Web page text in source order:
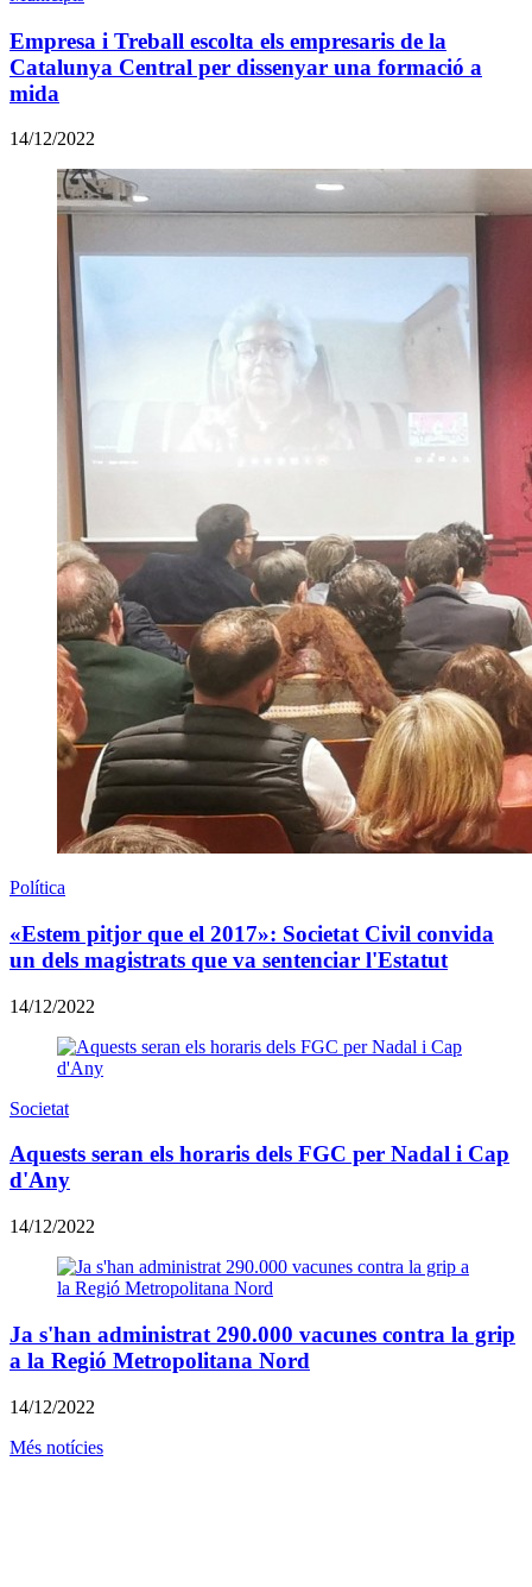
Empresa i Treball escolta els empresaris de la
Catalunya Central per dissenyar una formació a
mida
14/12/2022
Política
«Estem pitjor que el 2017»: Societat Civil convida
un dels magistrats que va sentenciar l'Estatut
14/12/2022
Societat
Aquests seran els horaris dels FGC per Nadal i Cap
d'Any
14/12/2022
Ja s'han administrat 290.000 vacunes contra la grip
a la Regió Metropolitana Nord
14/12/2022
Més notícies